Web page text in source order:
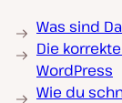
Was sind
Die
WordPress
Wie du